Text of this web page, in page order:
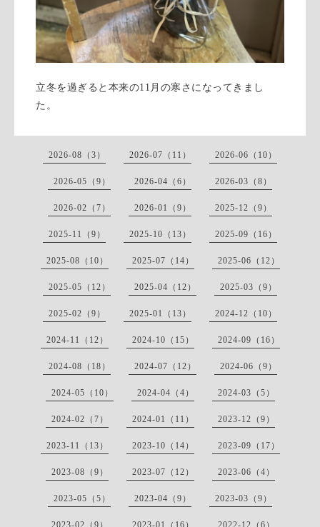
立冬を過ぎると本来の11月の寒さになってきまし
た。
2026-08（3） 2026-07（11） 2026-06（10）
2026-05（9） 2026-04（6） 2026-03（8）
2026-02（7） 2026-01（9） 2025-12（9）
2025-11（9） 2025-10（13） 2025-09（16）
2025-08（10） 2025-07（14） 2025-06（12）
2025-05（12） 2025-04（12） 2025-03（9）
2025-02（9） 2025-01（13） 2024-12（10）
2024-11（12） 2024-10（15） 2024-09（16）
2024-08（18） 2024-07（12） 2024-06（9）
2024-05（10） 2024-04（4） 2024-03（5）
2024-02（7） 2024-01（11） 2023-12（9）
2023-11（13） 2023-10（14） 2023-09（17）
2023-08（9） 2023-07（12） 2023-06（4）
2023-05（5） 2023-04（9） 2023-03（9）
2023-02（9） 2023-01（16） 2022-12（6）